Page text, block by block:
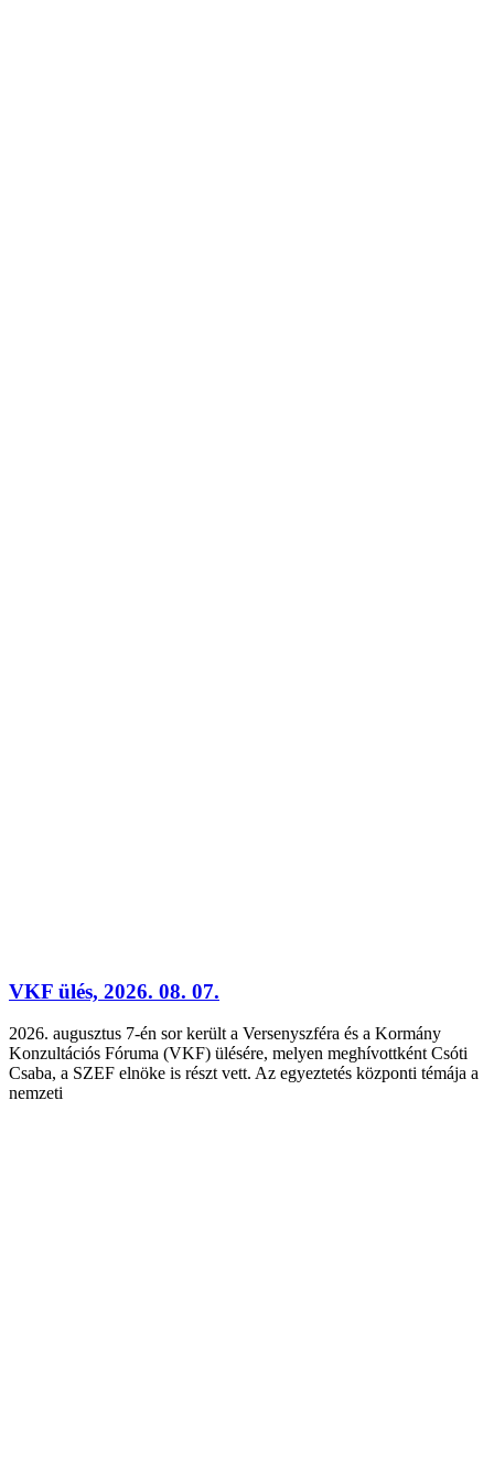
VKF ülés, 2026. 08. 07.
2026. augusztus 7-én sor került a Versenyszféra és a Kormány
Konzultációs Fóruma (VKF) ülésére, melyen meghívottként Csóti
Csaba, a SZEF elnöke is részt vett. Az egyeztetés központi témája a
nemzeti